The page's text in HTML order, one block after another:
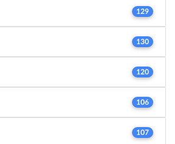
129
130
120
106
107